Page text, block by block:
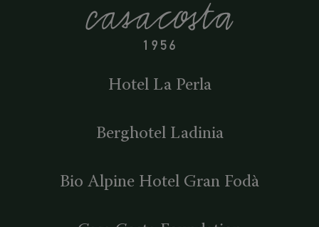
Hotel La Perla
Berghotel Ladinia
Bio Alpine Hotel Gran Fodà